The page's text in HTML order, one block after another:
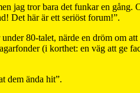
jag tror bara det funkar en
Det här är ett seriöst forum!”.
80-talet, närde en dröm om
(i korthet: en väg att ge
dem ända hit”.